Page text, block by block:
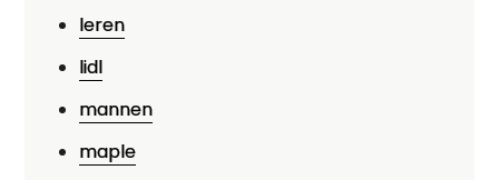
leren
lidl
mannen
maple